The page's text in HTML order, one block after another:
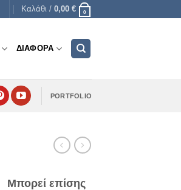
Καλάθι / 0,00 € 0
ΔΙΑΦΟΡΑ
PORTFOLIO
Μπορεί επίσης